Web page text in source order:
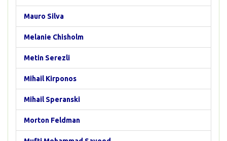
Mauro Silva
Melanie Chisholm
Metin Serezli
Mihail Kirponos
Mihail Speranski
Morton Feldman